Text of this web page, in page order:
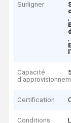
Surligner
,
,
Capacité
Certification
Conditions